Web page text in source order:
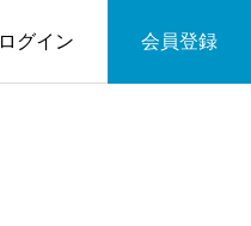
ログイン 会員登録